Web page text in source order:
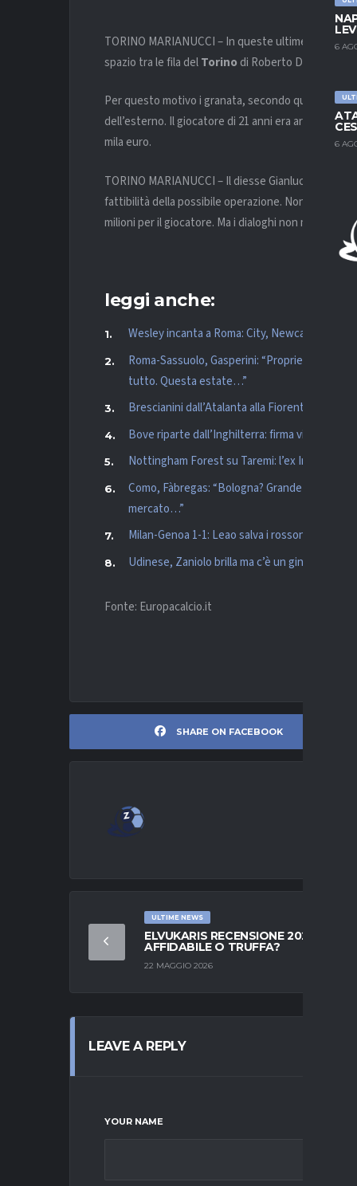
6
6
TORINO MARIANUCCI – In queste ultime giornate
spazio tra le fila delTorino di Roberto D’Aversa,
Per questo motivo i granata, secondo quanto
dell’esterno. Il giocatore di 21 anni era arrivato a
mila euro.
TORINO MARIANUCCI – Il diesse Gianluca
fattibilità della possibile operazione. Non sarà
milioni per il giocatore. Ma i dialoghi non
leggi anche:
Wesley incanta a Roma: City, Newcastle e
Roma-Sassuolo, Gasperini: “Proprietà qui
tutto. Questa estate…”
Brescianini dall’Atalanta alla Fiorentina è
Bove riparte dall’Inghilterra: firma vicina col
Nottingham Forest su Taremi: l’ex Inter tra le
Como, Fàbregas: “Bologna? Grande test; mi
mercato…”
Milan-Genoa 1-1: Leao salva i rossoneri,
Udinese, Zaniolo brilla ma c’è un ginocchio da
Fonte: Europacalcio.it
SHARE ON FACEBOOK
ULTIME NEWS
ELVUKARIS RECENSIONE 2026: È
AFFIDABILE O TRUFFA?
22 MAGGIO 2026
LEAVE A REPLY
YOUR NAME